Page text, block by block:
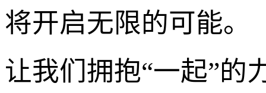
将开启无限的可能。
让我们拥抱“一起”的